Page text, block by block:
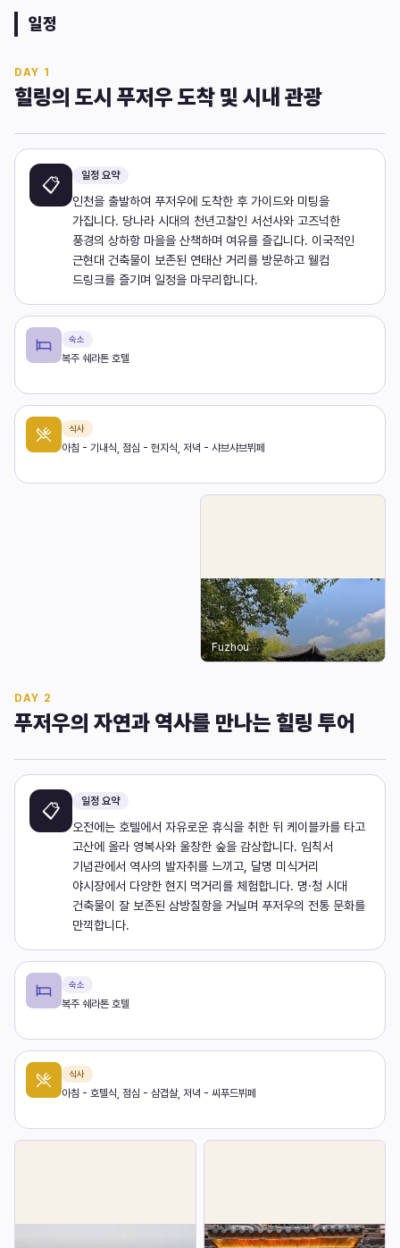
일정
DAY 1
힐링의 도시 푸저우 도착 및 시내 관광
📋 일정 요약
인천을 출발하여 푸저우에 도착한 후 가이드와 미팅을
가집니다. 당나라 시대의 천년고찰인 서선사와 고즈넉한
풍경의 상하항 마을을 산책하며 여유를 즐깁니다. 이국적인
근현대 건축물이 보존된 연태산 거리를 방문하고 웰컴
드링크를 즐기며 일정을 마무리합니다.
숙소
복주 쉐라톤 호텔
식사
아침 - 기내식, 점심 - 현지식, 저녁 - 샤브샤브뷔페
Fuzhou
DAY 2
푸저우의 자연과 역사를 만나는 힐링 투어
📋 일정 요약
오전에는 호텔에서 자유로운 휴식을 취한 뒤 케이블카를 타고
고산에 올라 영복사와 울창한 숲을 감상합니다. 임칙서
기념관에서 역사의 발자취를 느끼고, 달명 미식거리
야시장에서 다양한 현지 먹거리를 체험합니다. 명·청 시대
건축물이 잘 보존된 삼방칠항을 거닐며 푸저우의 전통 문화를
만끽합니다.
숙소
복주 쉐라톤 호텔
식사
아침 - 호텔식, 점심 - 삼겹살, 저녁 - 씨푸드뷔페